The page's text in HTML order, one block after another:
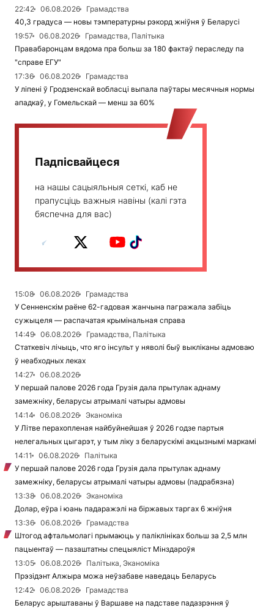
22:42 06.08.2026
Грамадства
40,3 градуса — новы тэмпературны рэкорд жніўня ў Беларусі
19:57
06.08.2026
Грамадства, Палітыка
Правабаронцам вядома пра больш за 180 фактаў пераследу па
"справе ЕГУ"
17:36
06.08.2026
Грамадства
У ліпені ў Гродзенскай вобласці выпала паўтары месячныя нормы
ападкаў, у Гомельскай — менш за 60%
Падпісвайцеся
на нашы сацыяльныя сеткі, каб не
прапусціць важныя навіны (калі гэта
бяспечна для вас)
15:08 06.08.2026
Грамадства
У Сенненскім раёне 62-гадовая жанчына пагражала забіць
сужыцеля — распачатая крымінальная справа
14:49
06.08.2026
Грамадства, Палітыка
Статкевіч лічыць, что яго інсульт у няволі быў выкліканы адмоваю
ў неабходных леках
14:27
06.08.2026
У першай палове 2026 года Грузія дала прытулак аднаму
замежніку, беларусы атрымалі чатыры адмовы
14:14
06.08.2026
Эканоміка
У Літве перахопленая найбуйнейшая ў 2026 годзе партыя
нелегальных цыгарэт, у тым ліку з беларускімі акцызнымі маркамі
14:11
06.08.2026
Палітыка
У першай палове 2026 года Грузія дала прытулак аднаму
замежніку, беларусы атрымалі чатыры адмовы (падрабязна)
13:38
06.08.2026
Эканоміка
Долар, еўра і юань падаражэлі на біржавых таргах 6 жніўня
13:36
06.08.2026
Грамадства
Штогод афтальмолагі прымаюць у паліклініках больш за 2,5 млн
пацыентаў — пазаштатны спецыяліст Мінздароўя
13:05
06.08.2026
Палітыка, Эканоміка
Прэзідэнт Алжыра можа неўзабаве наведаць Беларусь
12:42
06.08.2026
Грамадства
Беларус арыштаваны ў Варшаве на падставе падазрэння ў